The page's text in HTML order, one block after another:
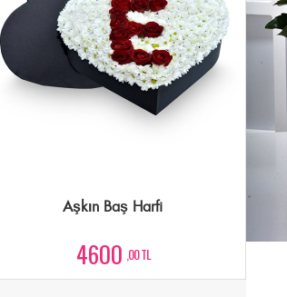
Aşkın Baş Harfi
4600 ,00 TL